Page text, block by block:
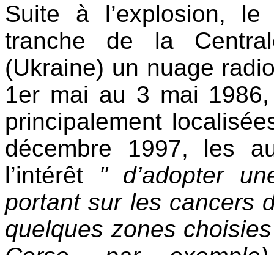
Suite à l’explosion,
tranche de la
(Ukraine) un nuage
1er mai au 3 mai
principalement
décembre 1997, les
l’intérêt " d’adopter
portant sur les cancers
quelques zones